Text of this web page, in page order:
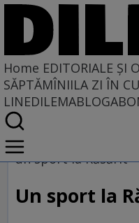
Home EDITORIALE ȘI
SĂPTĂMÎNIILA ZI ÎN
LINEDILEMABLOG
Home
EDITORIALE ȘI OPINII
TÎLC SHOW
un sport la Răsărit
Un sport la